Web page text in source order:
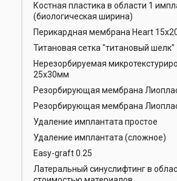
Костная пластика в области 1
(биологическая ширина)
Перикардная мембрана Heart
Титановая сетка "титановый шелк"
Нерезорбируемая
25х30мм
Резорбирующая мембрана
Резорбирующая мембрана
Удаление имплантата простое
Удаление имплантата (сложное)
Easy-graft 0.25
Латеральный синуслифтинг в